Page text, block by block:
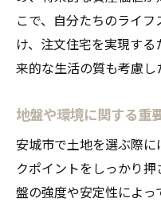
こで、自分たちのライ
け、注文住宅を実現す
来的な生活の質も考慮し
地盤や環境に関する重
安城市で土地を選ぶ際
クポイントをしっかり
盤の強度や安定性によ